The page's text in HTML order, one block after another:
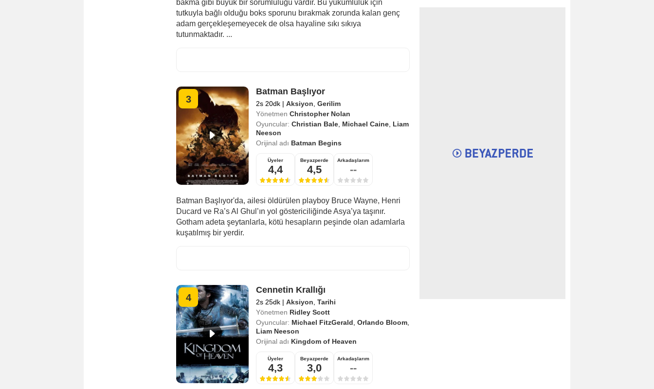
bakma gibi büyük bir sorumluluğu vardır. Bu yükümlülük için
tutkuyla bağlı olduğu boks sporunu bırakmak zorunda kalan genç
adam gerçekleşemeyecek de olsa hayaline sıkı sıkıya
tutunmaktadır. ...
3
Batman Başlıyor
2s 20dk | Aksiyon Gerilim
Yönetmen Christopher Nolan
Oyuncular: Christian Bale, Michael Caine, Liam
Neeson
Orijinal adı Batman Begins
Üyeler
4,4
Beyazperde
4,5
Arkadaşlarım
--
Batman Başlıyor'da, ailesi öldürülen playboy Bruce Wayne, Henri
Ducard ve Ra’s Al Ghul’ın yol göstericiliğinde Asya’ya taşınır.
Gotham adeta şeytanlarla, kötü hesapların peşinde olan adamlarla
kuşatılmış bir yerdir.
4
Cennetin Krallığı
2s 25dk | Aksiyon Tarihi
Yönetmen Ridley Scott
Oyuncular: Michael FitzGerald Orlando Bloom,
Liam Neeson
Orijinal adı Kingdom of Heaven
Üyeler
4,3
Beyazperde
3,0
Arkadaşlarım
--